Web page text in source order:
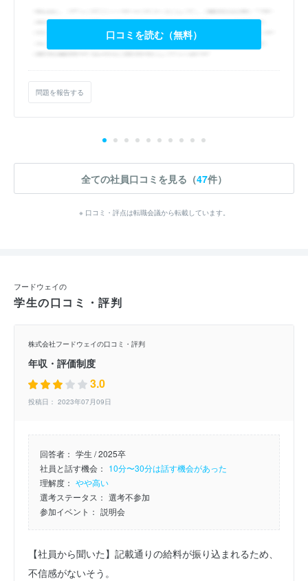
口コミを読む（無料）
問題を報告する
全ての社員口コミを見る（47件）
※ 口コミ・評点は転職会議から転載しています。
フードウェイの
学生の口コミ・評判
株式会社フードウェイの口コミ・評判
年収・評価制度
3.0
投稿日： 2023年07月09日
回答者： 学生 / 2025卒
社員と話す機会： 10分〜30分は話す機会があった
理解度： やや高い
選考ステータス： 選考不参加
参加イベント： 説明会
【社員から聞いた】記載通りの給料が振り込まれるため、
不信感がないそう。